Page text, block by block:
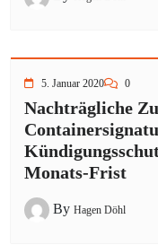
5. Januar 2020 0
Nachträgliche
Monats-Frist
By Hagen Döhl